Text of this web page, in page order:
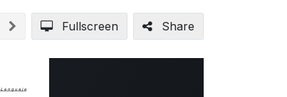
Fullscreen Share